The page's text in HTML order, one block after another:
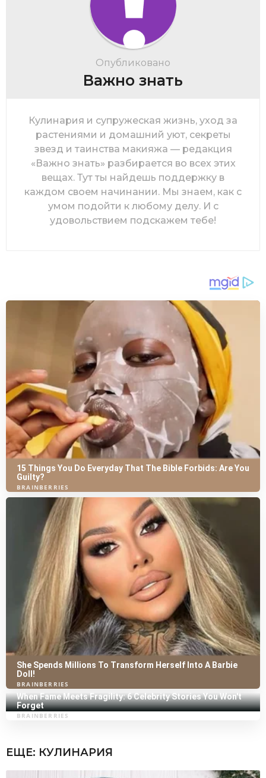
Опубликовано
Важно знать
Кулинария и супружеская жизнь, уход за
растениями и домашний уют, секреты
звезд и таинства макияжа — редакция
«Важно знать» разбирается во всех этих
вещах. Тут ты найдешь поддержку в
каждом своем начинании. Мы знаем, как с
умом подойти к любому делу. И с
удовольствием подскажем тебе!
ЕЩЕ: КУЛИНАРИЯ